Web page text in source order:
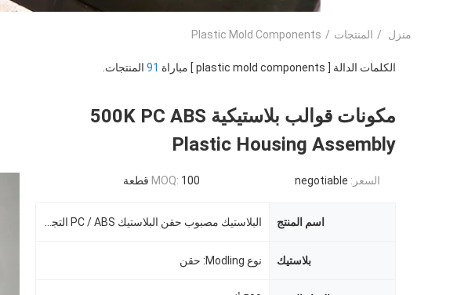
منزل / المنتجات /
Plastic Mold Components
الكلمات الدالة [ plastic mold components ] مباراة 91 المنتجات.
مكونات قوالب بلاستيكية 500K PC ABS
Plastic Housing Assembly
السعر: negotiable
MOQ: 100 قطعة
اسم المنتج
بلاستيك نوع Modling: حقن